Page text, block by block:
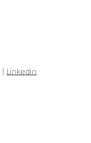
Linkedin